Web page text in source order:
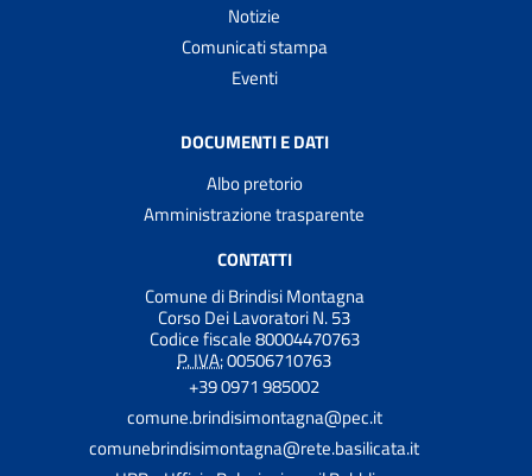
Notizie
Comunicati stampa
Eventi
DOCUMENTI E DATI
Albo pretorio
Amministrazione trasparente
CONTATTI
Comune di Brindisi Montagna
Corso Dei Lavoratori N. 53
Codice fiscale 80004470763
P. IVA:00506710763
+39 0971 985002
comune.brindisimontagna@pec.it
comunebrindisimontagna@rete.basilicata.it